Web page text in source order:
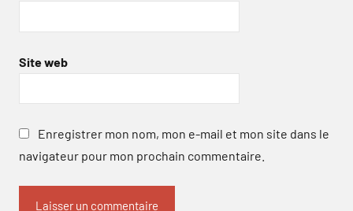
Site web
Enregistrer mon nom, mon e-mail et mon site dans le
navigateur pour mon prochain commentaire.